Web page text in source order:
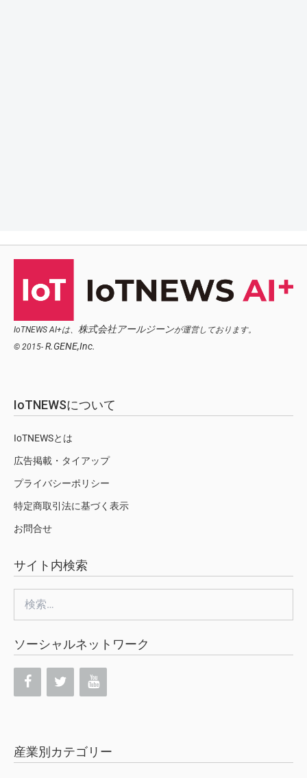
IoTNEWS AI+は、 株式会社アールジーンが運営しております。
© 2015- R.GENE,Inc.
IoTNEWSについて
IoTNEWSとは
広告掲載・タイアップ
プライバシーポリシー
特定商取引法に基づく表示
お問合せ
サイト内検索
索:
ソーシャルネットワーク
産業別カテゴリー